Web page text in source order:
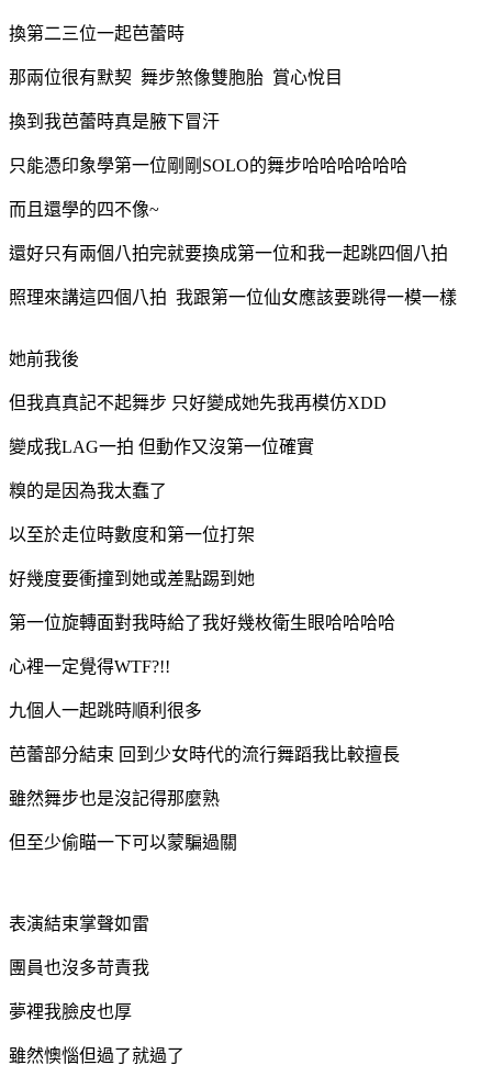
換第二三位一起芭蕾時
那兩位很有默契 舞步煞像雙胞胎 賞心悅目
換到我芭蕾時真是腋下冒汗
只能憑印象學第一位剛剛SOLO的舞步哈哈哈哈哈哈
而且還學的四不像~
還好只有兩個八拍完就要換成第一位和我一起跳四個八拍
照理來講這四個八拍 我跟第一位仙女應該要跳得一模一樣
她前我後
但我真真記不起舞步 只好變成她先我再模仿XDD
變成我LAG一拍 但動作又沒第一位確實
糗的是因為我太蠢了
以至於走位時數度和第一位打架
好幾度要衝撞到她或差點踢到她
第一位旋轉面對我時給了我好幾枚衛生眼哈哈哈哈
心裡一定覺得WTF?!!
九個人一起跳時順利很多
芭蕾部分結束 回到少女時代的流行舞蹈我比較擅長
雖然舞步也是沒記得那麼熟
但至少偷瞄一下可以蒙騙過關
表演結束掌聲如雷
團員也沒多苛責我
夢裡我臉皮也厚
雖然懊惱但過了就過了